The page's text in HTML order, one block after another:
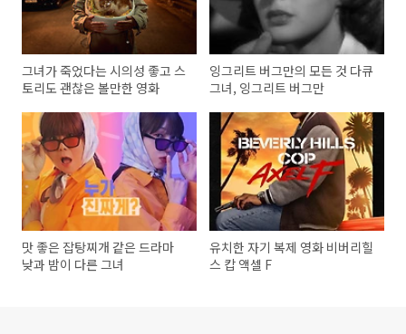
그녀가 죽었다는 시의성 좋고 스
토리도 괜찮은 볼만한 영화
잉그리트 버그만의 모든 것 다큐
그녀, 잉그리트 버그만
맛 좋은 잡탕찌개 같은 드라마
낮과 밤이 다른 그녀
유치한 자기 복제 영화 비버리힐
스 캅 액셀 F